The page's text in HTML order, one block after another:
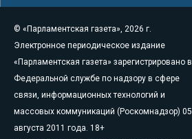
© «Парламентская газета», 2026 г.
Электронное периодическое издание
«Парламентская газета» зарегистрировано в
Федеральной службе по надзору в сфере
связи, информационных технологий и
массовых коммуникаций (Роскомнадзор) 05
августа 2011 года. 18+